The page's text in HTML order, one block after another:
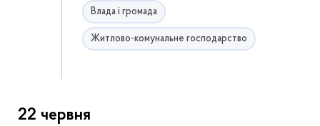
Влада і громада
Житлово-комунальне господарство
22 червня